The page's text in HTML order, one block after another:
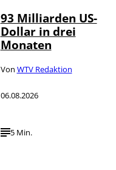
93 Milliarden US-
Dollar in drei
Monaten
Von WTV Redaktion
06.08.2026
5 Min.